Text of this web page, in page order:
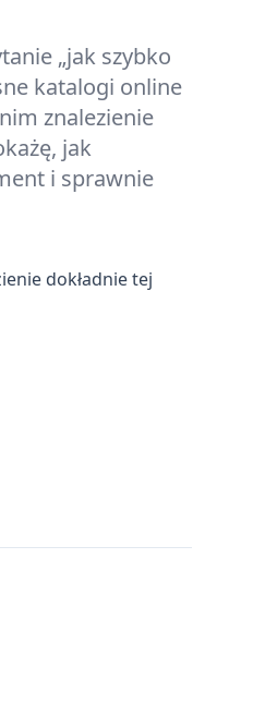
„jak szybko
katalogi online
znalezienie
jak
i sprawnie
dokładnie tej